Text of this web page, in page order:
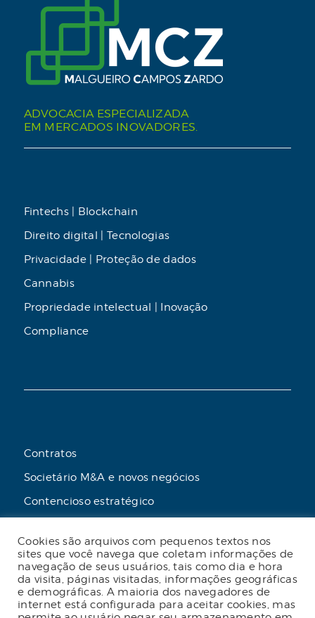
ADVOCACIA ESPECIALIZADA
EM MERCADOS INOVADORES.
Fintechs | Blockchain
Direito digital | Tecnologias
Privacidade | Proteção de dados
Cannabis
Propriedade intelectual | Inovação
Compliance
Contratos
Societário M&A e novos negócios
Contencioso estratégico
Advogado online
Planos de assessoria mensal
Cookies são arquivos com pequenos textos nos
sites que você navega que coletam informações de
navegação de seus usuários, tais como dia e hora
da visita, páginas visitadas, informações geográficas
e demográficas. A maioria dos navegadores de
internet está configurada para aceitar cookies, mas